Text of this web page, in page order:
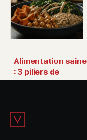
l’écosystème
Alimentation saine
: 3 piliers de
densité
durablement